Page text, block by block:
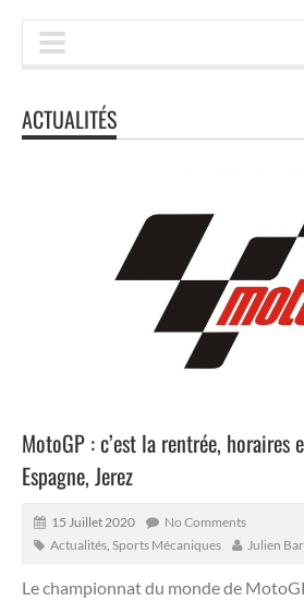
ACTUALITÉS
MotoGP : c’est la rentrée, horaires
Espagne, Jerez
15 Juillet 2020
No Comments
Actualités Sports Mécaniques Julien
Le championnat du monde de